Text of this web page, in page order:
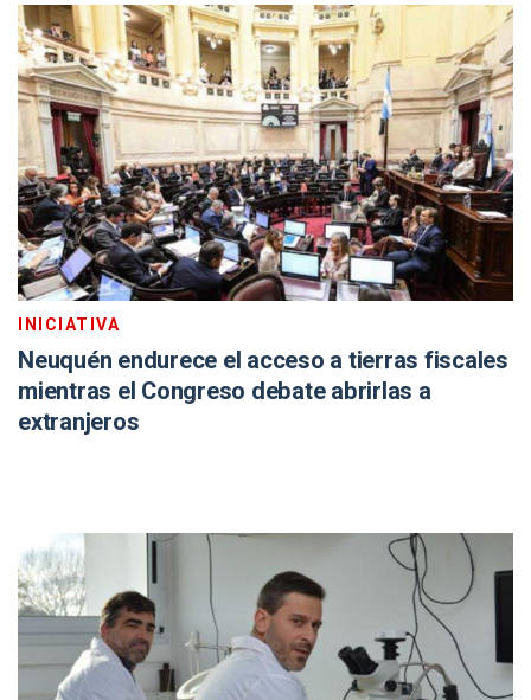
INICIATIVA
Neuquén endurece el acceso a tierras fiscales
mientras el Congreso debate abrirlas a
extranjeros